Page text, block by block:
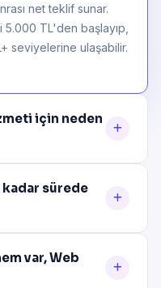
net teklif sunar.
TL'den başlayıp,
seviyelerine ulaşabilir.
için neden
kadar sürede
var, Web